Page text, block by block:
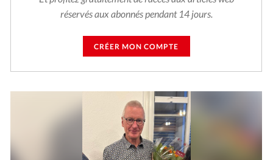
réservés aux abonnés pendant 14 jours.
CRÉER MON COMPTE